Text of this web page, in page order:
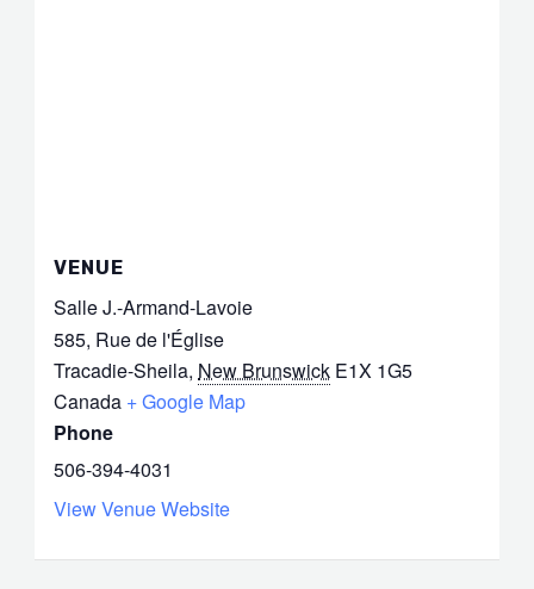
VENUE
Salle J.-Armand-Lavoie
585, Rue de l'Église
Tracadie-Sheila, New Brunswick E1X 1G5
Canada + Google Map
Phone
506-394-4031
View Venue Website